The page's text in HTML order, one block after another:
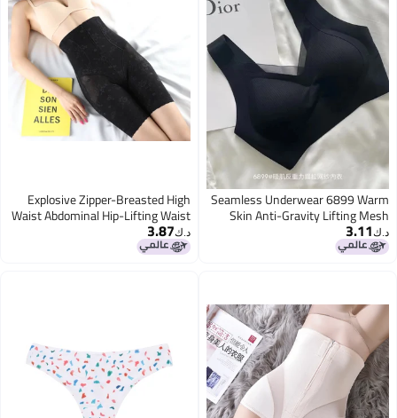
Seamless Underwear 6899 Warm
Skin Anti-Gravity Lifting Mesh
Underwear High Quality Version
Semi-Fixed Cup Push Up
د.ك‏3.11
Explosive Zipper-Breasted High
Waist Abdominal Hip-Lifting Waist
Stomach Shaping Pants
Postpartum Abdominal Pants
د.ك‏3.87